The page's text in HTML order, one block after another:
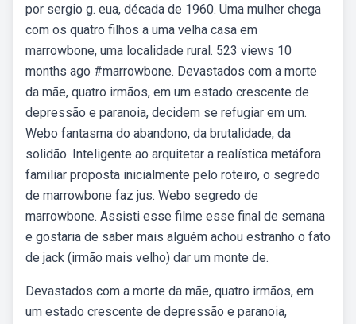
por sergio g. eua, década de 1960. Uma mulher chega
com os quatro filhos a uma velha casa em
marrowbone, uma localidade rural. 523 views 10
months ago #marrowbone. Devastados com a morte
da mãe, quatro irmãos, em um estado crescente de
depressão e paranoia, decidem se refugiar em um.
Webo fantasma do abandono, da brutalidade, da
solidão. Inteligente ao arquitetar a realística metáfora
familiar proposta inicialmente pelo roteiro, o segredo
de marrowbone faz jus. Webo segredo de
marrowbone. Assisti esse filme esse final de semana
e gostaria de saber mais alguém achou estranho o fato
de jack (irmão mais velho) dar um monte de.
Devastados com a morte da mãe, quatro irmãos, em
um estado crescente de depressão e paranoia,